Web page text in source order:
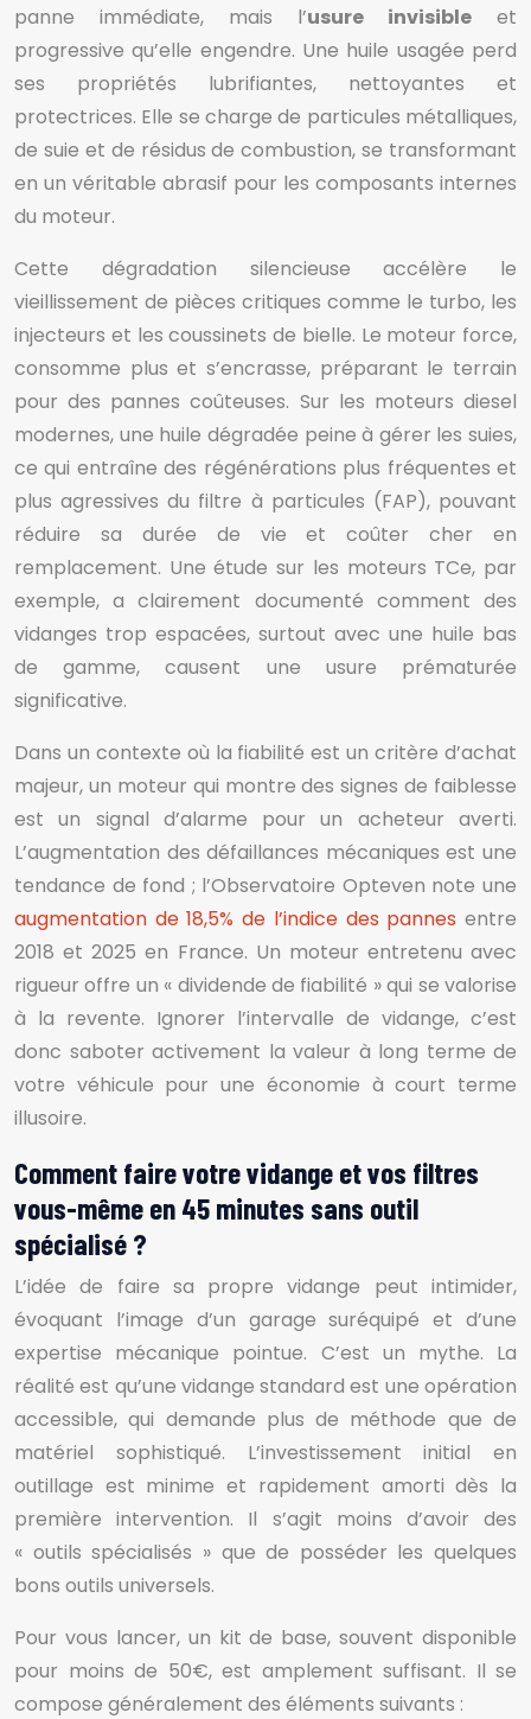
panne immédiate, mais l’usure invisible et
progressive qu’elle engendre. Une huile usagée perd
ses propriétés lubrifiantes, nettoyantes et
protectrices. Elle se charge de particules métalliques,
de suie et de résidus de combustion, se transformant
en un véritable abrasif pour les composants internes
du moteur.
Cette dégradation silencieuse accélère le
vieillissement de pièces critiques comme le turbo, les
injecteurs et les coussinets de bielle. Le moteur force,
consomme plus et s’encrasse, préparant le terrain
pour des pannes coûteuses. Sur les moteurs diesel
modernes, une huile dégradée peine à gérer les suies,
ce qui entraîne des régénérations plus fréquentes et
plus agressives du filtre à particules (FAP), pouvant
réduire sa durée de vie et coûter cher en
remplacement. Une étude sur les moteurs TCe, par
exemple, a clairement documenté comment des
vidanges trop espacées, surtout avec une huile bas
de gamme, causent une usure prématurée
significative.
Dans un contexte où la fiabilité est un critère d’achat
majeur, un moteur qui montre des signes de faiblesse
est un signal d’alarme pour un acheteur averti.
L’augmentation des défaillances mécaniques est une
tendance de fond ; l’Observatoire Opteven note une
augmentation de 18,5% de l’indice des pannes entre
2018 et 2025 en France. Un moteur entretenu avec
rigueur offre un « dividende de fiabilité » qui se valorise
à la revente. Ignorer l’intervalle de vidange, c’est
donc saboter activement la valeur à long terme de
votre véhicule pour une économie à court terme
illusoire.
Comment faire votre vidange et vos filtres
vous-même en 45 minutes sans outil
spécialisé ?
L’idée de faire sa propre vidange peut intimider,
évoquant l’image d’un garage suréquipé et d’une
expertise mécanique pointue. C’est un mythe. La
réalité est qu’une vidange standard est une opération
accessible, qui demande plus de méthode que de
matériel sophistiqué. L’investissement initial en
outillage est minime et rapidement amorti dès la
première intervention. Il s’agit moins d’avoir des
« outils spécialisés » que de posséder les quelques
bons outils universels.
Pour vous lancer, un kit de base, souvent disponible
pour moins de 50€, est amplement suffisant. Il se
compose généralement des éléments suivants :